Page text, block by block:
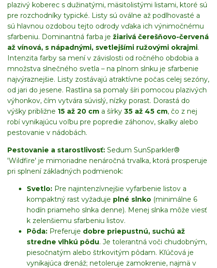
plazivý koberec s dužinatými, mäsitolistými listami, ktoré sú
pre rozchodníky typické. Listy sú oválne až podlhovasté a
sú hlavnou ozdobou tejto odrody vďaka ich výnimočnému
sfarbeniu. Dominantná farba je žiarivá čerešňovo-červená
až vínová, s nápadnými, svetlejšími ružovými okrajmi.
Intenzita farby sa mení v závislosti od ročného obdobia a
množstva slnečného svetla – na plnom slnku je sfarbenie
najvýraznejšie. Listy zostávajú atraktívne počas celej sezóny,
od jari do jesene. Rastlina sa pomaly šíri pomocou plazivých
výhonkov, čím vytvára súvislý, nízky porast. Dorastá do
výšky približne 15 až 20 cm a šírky 35 až 45 cm, čo z nej
robí vynikajúcu voľbu pre popredie záhonov, skalky alebo
pestovanie v nádobách.
Pestovanie a starostlivosť: Sedum SunSparkler®
'Wildfire' je mimoriadne nenáročná trvalka, ktorá prosperuje
pri splnení základných podmienok:
Svetlo: Pre najintenzívnejšie vyfarbenie listov a
kompaktný rast vyžaduje plné slnko (minimálne 6
hodín priameho slnka denne). Menej slnka môže viesť
k zelenšiemu sfarbeniu listov.
Pôda: Preferuje dobre priepustnú, suchú až
stredne vlhkú pôdu. Je tolerantná voči chudobným,
piesočnatým alebo štrkovitým pôdam. Kľúčová je
vynikajúca drenáž; netoleruje zamokrenie, najmä v